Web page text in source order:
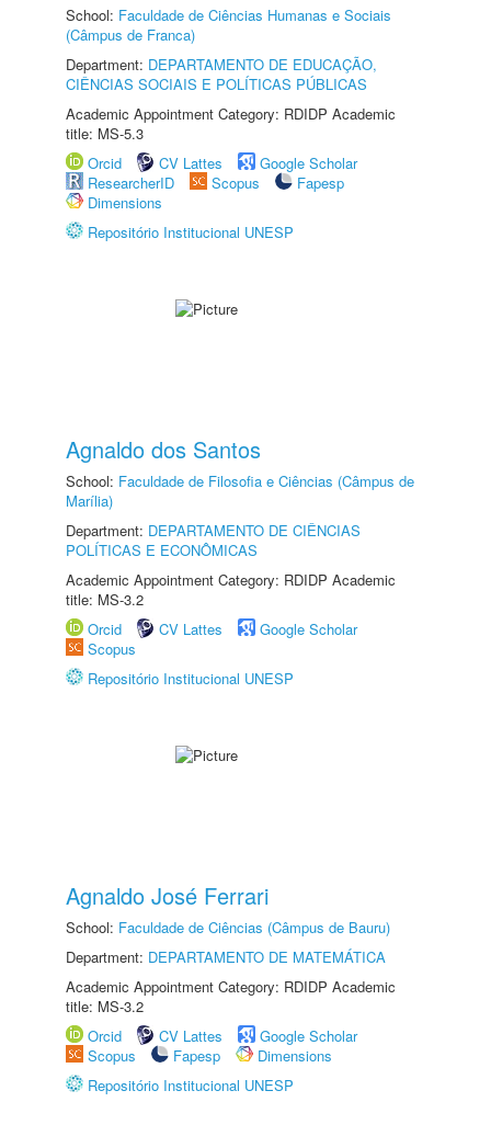
School: Faculdade de Ciências Humanas e Sociais
(Câmpus de Franca)
Department: DEPARTAMENTO DE EDUCAÇÃO,
CIÊNCIAS SOCIAIS E POLÍTICAS PÚBLICAS
Academic Appointment Category: RDIDP Academic
title: MS-5.3
Orcid
CV Lattes
Google Scholar
ResearcherID
Scopus
Fapesp
Dimensions
Repositório Institucional UNESP
Agnaldo dos Santos
School: Faculdade de Filosofia e Ciências (Câmpus de
Marília)
Department: DEPARTAMENTO DE CIÊNCIAS
POLÍTICAS E ECONÔMICAS
Academic Appointment Category: RDIDP Academic
title: MS-3.2
Orcid
CV Lattes
Google Scholar
Scopus
Repositório Institucional UNESP
Agnaldo José Ferrari
School: Faculdade de Ciências (Câmpus de Bauru)
Department: DEPARTAMENTO DE MATEMÁTICA
Academic Appointment Category: RDIDP Academic
title: MS-3.2
Orcid
CV Lattes
Google Scholar
Scopus
Fapesp
Dimensions
Repositório Institucional UNESP